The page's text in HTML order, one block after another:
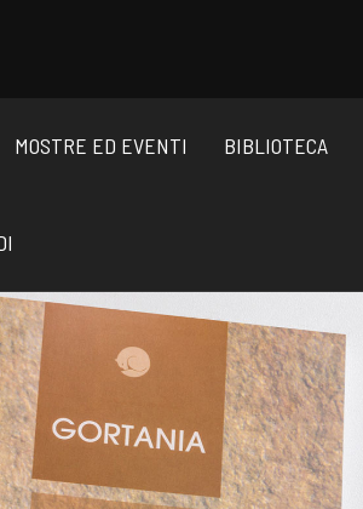
MOSTRE ED EVENTI BIBLIOTECA